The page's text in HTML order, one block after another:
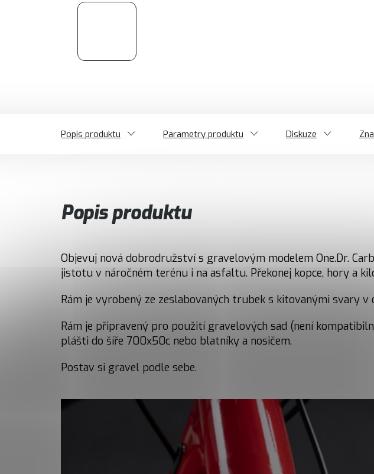
Popis produktu Parametry produktu Diskuze
Popis produktu
Objevuj nová dobrodružství s gravelovým modelem One.Dr.
jistotu v náročném terénu i na asfaltu. Překonej kopce, hory a
Rám je vyrobený ze zeslabovaných trubek s kitovanými svary
Rám je připravený pro použití gravelových sad (není
plášti do šíře 700x50c nebo blatníky a nosičem.
Postav si gravel podle sebe.